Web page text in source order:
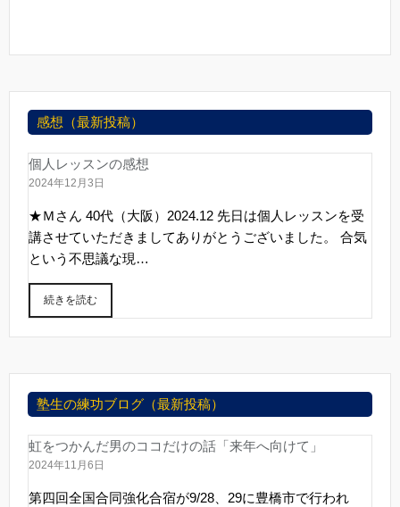
感想（最新投稿）
個人レッスンの感想
2024年12月3日
★Ｍさん 40代（大阪）2024.12 先日は個人レッスンを受
講させていただきましてありがとうございました。 合気
という不思議な現…
続きを読む
塾生の練功ブログ（最新投稿）
虹をつかんだ男のココだけの話「来年へ向けて」
2024年11月6日
第四回全国合同強化合宿が9/28、29に豊橋市で行われ